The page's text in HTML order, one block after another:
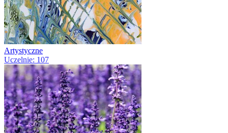
Artystyczne
Uczelnie: 107